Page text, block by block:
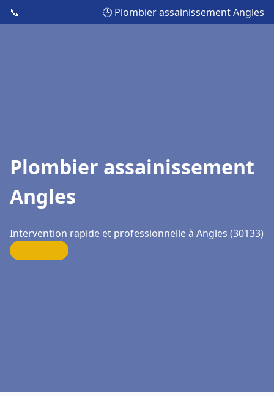
📞 🕒 Plombier assainissement Angles
Plombier assainissement
Angles
Intervention rapide et professionnelle à Angles (30133)